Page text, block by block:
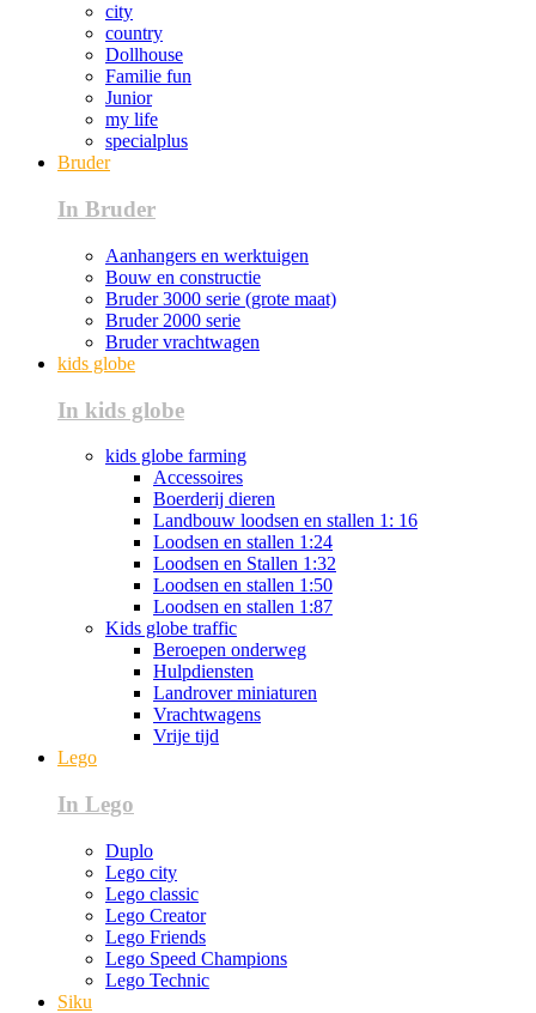
city
country
Dollhouse
Familie fun
Junior
my life
specialplus
Bruder
In Bruder
Aanhangers en werktuigen
Bouw en constructie
Bruder 3000 serie (grote maat)
Bruder 2000 serie
Bruder vrachtwagen
kids globe
In kids globe
kids globe farming
Accessoires
Boerderij dieren
Landbouw loodsen en stallen 1: 16
Loodsen en stallen 1:24
Loodsen en Stallen 1:32
Loodsen en stallen 1:50
Loodsen en stallen 1:87
Kids globe traffic
Beroepen onderweg
Hulpdiensten
Landrover miniaturen
Vrachtwagens
Vrije tijd
Lego
In Lego
Duplo
Lego city
Lego classic
Lego Creator
Lego Friends
Lego Speed Champions
Lego Technic
Siku